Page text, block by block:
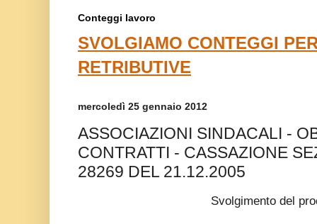
Conteggi lavoro
SVOLGIAMO CONTEGGI
RETRIBUTIVE
mercoledì 25 gennaio 2012
ASSOCIAZIONI SINDACALI -
CONTRATTI - CASSAZIONE
28269 DEL 21.12.2005
Svolgimento del